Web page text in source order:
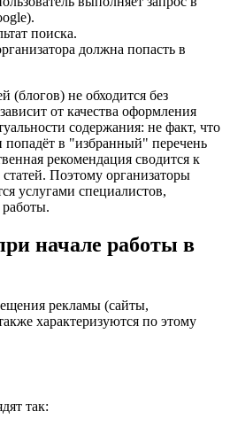
поиска.
должна попасть в
(блогов) не обходится без
от качества оформления
содержания: не факт, что
в "избранный" перечень
рекомендация сводится к
Поэтому организаторы
услугами специалистов,
начале работы в
рекламы (сайты,
характеризуются по этому
так: